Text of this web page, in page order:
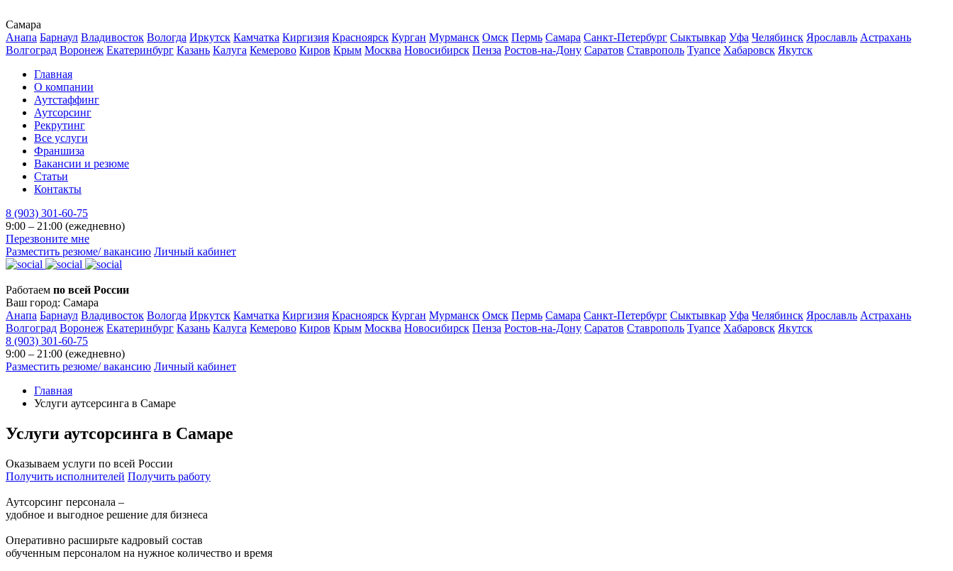
Самара
Анапа Барнаул Владивосток Вологда Иркутск Камчатка Киргизия Красноярск Курган Мурманск Омск Пермь Самара Санкт-Петербург Сыктывкар Уфа Челябинск Ярославль Астрахань
Волгоград Воронеж Екатеринбург Казань Калуга Кемерово Киров Крым Москва Новосибирск Пенза Ростов-на-Дону Саратов Ставрополь Туапсе Хабаровск Якутск
Главная
О компании
Аутстаффинг
Аутсорсинг
Рекрутинг
Все услуги
Франшиза
Вакансии и резюме
Статьи
Контакты
8 (903) 301-60-75
9:00 – 21:00 (ежедневно)
Перезвоните мне
Разместить резюме/ вакансию Личный кабинет
Работаем по всей России
Ваш город: Самара
Анапа Барнаул Владивосток Вологда Иркутск Камчатка Киргизия Красноярск Курган Мурманск Омск Пермь Самара Санкт-Петербург Сыктывкар Уфа Челябинск Ярославль Астрахань
Волгоград Воронеж Екатеринбург Казань Калуга Кемерово Киров Крым Москва Новосибирск Пенза Ростов-на-Дону Саратов Ставрополь Туапсе Хабаровск Якутск
8 (903) 301-60-75
9:00 – 21:00 (ежедневно)
Разместить резюме/ вакансию Личный кабинет
Главная
Услуги аутсерсинга в Самаре
Услуги аутсорсинга в Самаре
Оказываем услуги по всей России
Получить исполнителей Получить работу
Аутсорсинг персонала –
удобное и выгодное решение для бизнеса
Оперативно расширьте кадровый состав
обученным персоналом на нужное количество и время